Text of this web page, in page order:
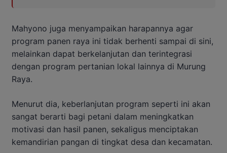
Mahyono juga menyampaikan harapannya agar
program panen raya ini tidak berhenti sampai di sini,
melainkan dapat berkelanjutan dan terintegrasi
dengan program pertanian lokal lainnya di Murung
Raya.
Menurut dia, keberlanjutan program seperti ini akan
sangat berarti bagi petani dalam meningkatkan
motivasi dan hasil panen, sekaligus menciptakan
kemandirian pangan di tingkat desa dan kecamatan.